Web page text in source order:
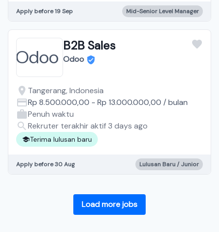
Apply before 19 Sep Mid-Senior Level Manager
B2B Sales
Odoo
Tangerang, Indonesia
Rp 8.500.000,00 - Rp 13.000.000,00 /bulan
Penuh waktu
Rekruter terakhir aktif 3 days ago
Terima lulusan baru
Apply before 30 Aug Lulusan Baru / Junior
Load more jobs